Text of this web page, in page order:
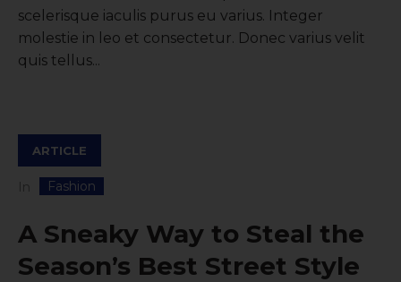
scelerisque iaculis purus eu varius. Integer
molestie in leo et consectetur. Donec varius velit
quis tellus...
ARTICLE
In Fashion
A Sneaky Way to Steal the
Season’s Best Street Style